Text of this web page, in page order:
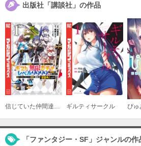
必要ポイント： 540
（１６）
必要ポイント：540
（１７）
出版社「講談社」の作品
信じていた仲間達にダンジョン奥地で殺されかけたがギフト『無限ガチャ』でレベル９９９９の仲間達を手に入れて元パーティーメンバーと世界に復讐＆『ざまぁ！』します！ ギルティサークル ぴゅ
「ファンタジー・SF」ジャンルの作